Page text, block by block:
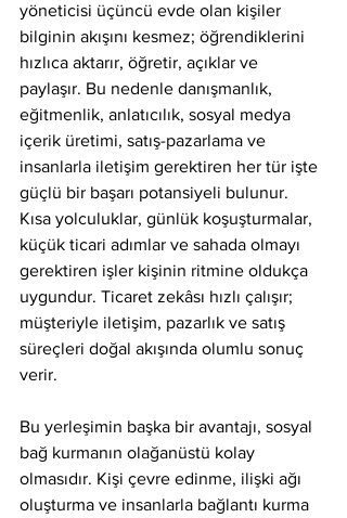
yöneticisi üçüncü evde olan kişiler
bilginin akışını kesmez; öğrendiklerini
hızlıca aktarır, öğretir, açıklar ve
paylaşır. Bu nedenle danışmanlık,
eğitmenlik, anlatıcılık, sosyal medya
içerik üretimi, satış-pazarlama ve
insanlarla iletişim gerektiren her tür işte
güçlü bir başarı potansiyeli bulunur.
Kısa yolculuklar, günlük koşuşturmalar,
küçük ticari adımlar ve sahada olmayı
gerektiren işler kişinin ritmine oldukça
uygundur. Ticaret zekâsı hızlı çalışır;
müşteriyle iletişim, pazarlık ve satış
süreçleri doğal akışında olumlu sonuç
verir.
Bu yerleşimin başka bir avantajı, sosyal
bağ kurmanın olağanüstü kolay
olmasıdır. Kişi çevre edinme, ilişki ağı
oluşturma ve insanlarla bağlantı kurma